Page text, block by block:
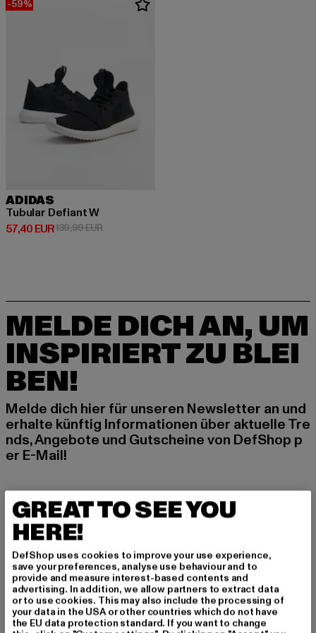
-59%
ADIDAS
Tubular Defiant W
57,40 EUR
Derzeitiger Preis: 57,40 EUR
139,99 EURAktionspreis: 139,99 EUR
MELDE DICH AN, UM
INSPIRIERT ZU BLEI
BEN!
Melde dich hier für unseren Newsletter an und
erhalte künftig Informationen über aktuelle Tre
nds, Angebote und Gutscheine von DefShop p
er E-Mail!
An welchen Produkten bist du interessiert?
MÄNNER
FRAUEN
E-MAIL
ANMELDEN
GREAT TO SEE YOU
HERE!
DefShop uses cookies to improve your use experience,
save your preferences, analyse use behaviour and to
provide and measure interest-based contents and
advertising. In addition, we allow partners to extract data
or to use cookies. This may also include the processing of
your data in the USA or other countries which do not have
the EU data protection standard. If you want to change